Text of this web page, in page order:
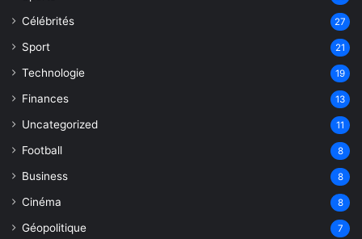
Célébrités 27
Sport 21
Technologie 19
Finances 13
Uncategorized 11
Football 8
Business 8
Cinéma 8
Géopolitique 7